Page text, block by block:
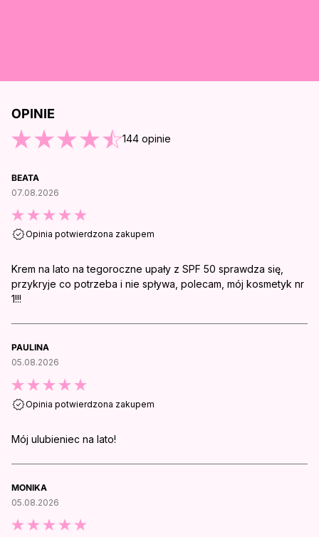
KOŃCA OPINII
OPINIE
144 opinie
BEATA
07.08.2026
Opinia potwierdzona zakupem
Krem na lato na tegoroczne upały z SPF 50 sprawdza się,
przykryje co potrzeba i nie spływa, polecam, mój kosmetyk nr
1!!!
PAULINA
05.08.2026
Opinia potwierdzona zakupem
Mój ulubieniec na lato!
MONIKA
05.08.2026